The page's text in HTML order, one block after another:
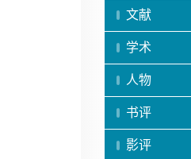
文献
学术
人物
书评
影评